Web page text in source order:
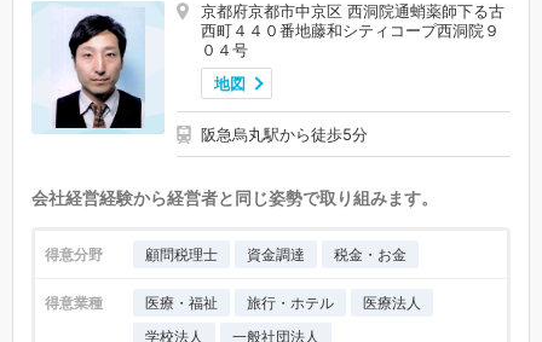
京都府京都市中京区 西洞院通蛸薬師下る古
西町４４０番地藤和シティコープ西洞院９
０４号
地図
阪急烏丸駅から徒歩5分
会社経営経験から経営者と同じ姿勢で取り組みます。
得意分野 顧問税理士 資金調達 税金・お金
得意業種 医療・福祉 旅行・ホテル
医療法人
学校法人
一般社団法人